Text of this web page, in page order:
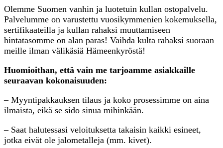
Olemme Suomen vanhin ja luotetuin kullan ostopalvelu.
Palvelumme on varustettu vuosikymmenien kokemuksella,
sertifikaateilla ja kullan rahaksi muuttamiseen
hintatasomme on alan paras! Vaihda kulta rahaksi suoraan
meille ilman välikäsiä Hämeenkyröstä!
Huomioithan, että vain me tarjoamme asiakkaille
seuraavan kokonaisuuden:
– Myyntipakkauksen tilaus ja koko prosessimme on aina
ilmaista, eikä se sido sinua mihinkään.
– Saat halutessasi veloituksetta takaisin kaikki esineet,
jotka eivät ole jalometalleja (mm. kivet).